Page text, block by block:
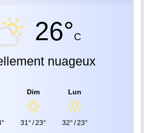
26°C
nuageux
Dim
31°/23°
Lun
32°/23°